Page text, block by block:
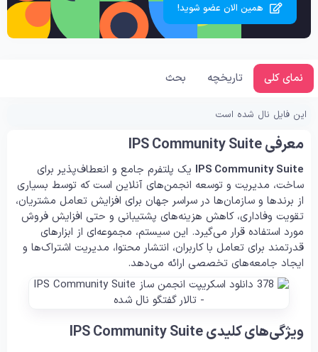
همین الان عضو شوید!
نمای کلی تاریخچه بحث
این فایل نال شده است
معرفی IPS Community Suite
IPS Community Suite یک پلتفرم جامع و انعطاف‌پذیر برای
ساخت، مدیریت و توسعه انجمن‌های آنلاین است که توسط بسیاری
از برندها و سازمان‌ها در سراسر جهان برای افزایش تعامل مشتریان،
تقویت وفاداری، کاهش هزینه‌های پشتیبانی و حتی افزایش فروش
مورد استفاده قرار می‌گیرد. این سیستم، مجموعه‌ای از ابزارهای
قدرتمند برای تعامل با کاربران، انتشار محتوا، مدیریت اشتراک‌ها و
ایجاد جامعه‌های تخصصی ارائه می‌دهد.
ویژگی‌های کلیدی IPS Community Suite